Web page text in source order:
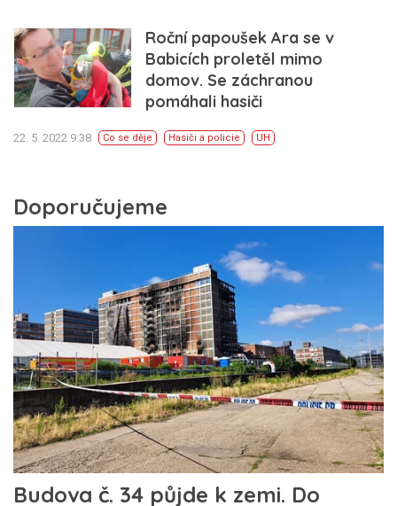
Roční papoušek Ara se v
Babicích proletěl mimo
domov. Se záchranou
pomáhali hasiči
22. 5. 2022 9:38 Co se děje Hasiči a policie UH